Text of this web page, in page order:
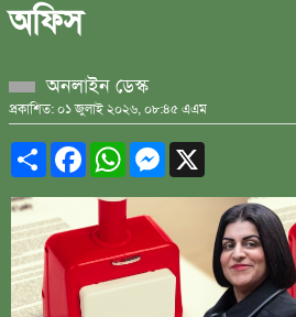
অফিস
অনলাইন ডেস্ক
প্রকাশিত: ০১ জুলাই ২০২৬, ০৮:৪৫ এএম
ShareFacebookWhatsAppMessenger